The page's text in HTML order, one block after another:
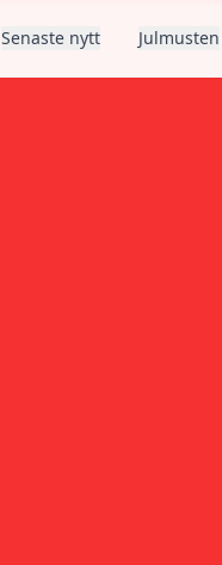
Senaste nytt Julmusten